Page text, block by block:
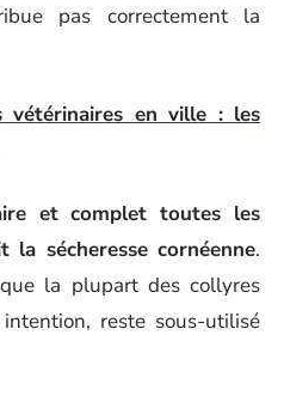
pas correctement la
vétérinaires en ville : les
et complet toutes les
la sécheresse cornéenne.
la plupart des collyres
reste sous-utilisé